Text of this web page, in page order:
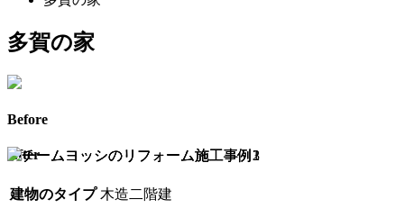
多賀の家
Before
After
建物のタイプ 木造二階建